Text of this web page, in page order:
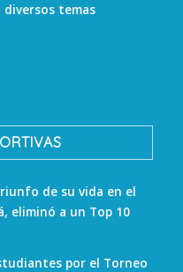
temas
de su vida en el
eliminó a un Top 10
por el Torneo